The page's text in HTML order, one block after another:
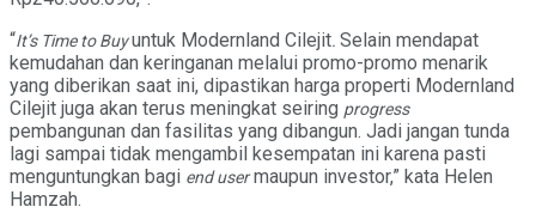
“It’s Time to Buyuntuk Modernland Cilejit. Selain mendapat
kemudahan dan keringanan melalui promo-promo menarik
yang diberikan saat ini, dipastikan harga properti Modernland
Cilejit juga akan terus meningkat seiring progress
pembangunan dan fasilitas yang dibangun. Jadi jangan tunda
lagi sampai tidak mengambil kesempatan ini karena pasti
menguntungkan bagi end usermaupun investor,” kata Helen
Hamzah.